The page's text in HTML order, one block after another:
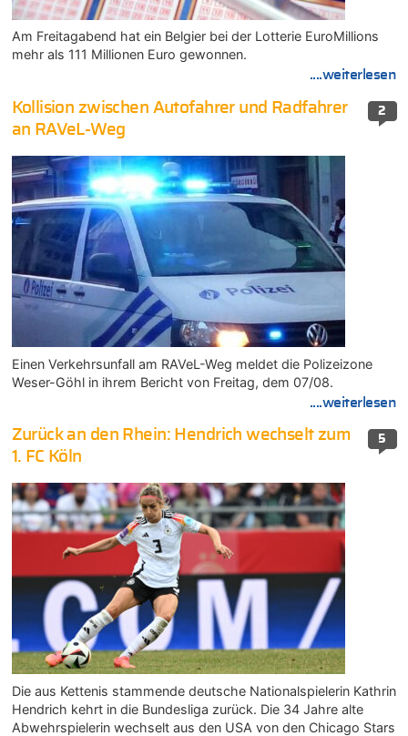
Am Freitagabend hat ein Belgier bei der Lotterie EuroMillions
mehr als 111 Millionen Euro gewonnen.
....weiterlesen
2
Kollision zwischen Autofahrer und Radfahrer
an RAVeL-Weg
Einen Verkehrsunfall am RAVeL-Weg meldet die Polizeizone
Weser-Göhl in ihrem Bericht von Freitag, dem 07/08.
....weiterlesen
5
Zurück an den Rhein: Hendrich wechselt zum
1. FC Köln
Die aus Kettenis stammende deutsche Nationalspielerin Kathrin
Hendrich kehrt in die Bundesliga zurück. Die 34 Jahre alte
Abwehrspielerin wechselt aus den USA von den Chicago Stars